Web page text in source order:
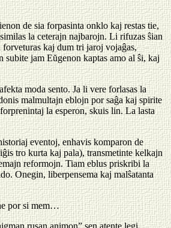
de sia forpasinta onklo kaj restas tie,
la ceterajn najbarojn. Li rifuzas ŝian
kaj dum tri jaroj vojaĝas,
jam Eŭgenon kaptas amo al ŝi, kaj
moda sento. Ja li vere forlasas la
malmultajn eblojn por saĝa kaj spirite
la esperon, skuis lin. La lasta
eventoj, enhavis komparon de
tro kurta kaj pala), transmetinte kelkajn
reformojn. Tiam eblus priskribi la
Onegin, liberpensema kaj malŝatanta
por si mem…
rusan animon” sen atente legi